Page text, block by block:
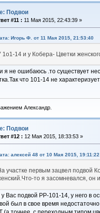
Подвои
#11 : 11 Мая 2015, 22:43:39 »
Игорь Ф. от 11 Мая 2015, 21:53:40
1о1-14 и у Кобера- Цветки
я не ошибаюсь .то существует
что 101-14 не
Александр.
Подвои
#12 : 12 Мая 2015, 18:33:53 »
алексей 48 от 10 Мая 2015, 19:11:22
участке первым зацвел подвой
то я засомневался, он
Вас подвой РР-101-14, у него в
был в свое время